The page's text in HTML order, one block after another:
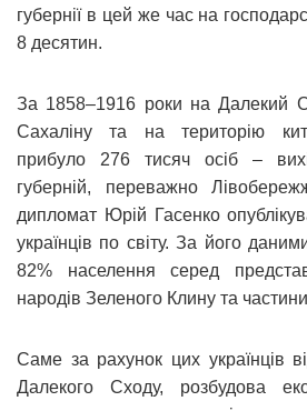
губернії в цей же час на
8 десятин.
За 1858–1916 роки на Далекий
Сахаліну та на територію
прибуло 276 тисяч осіб –
губерній, переважно
дипломат Юрій Гасенко
українців по світу. За його
82% населення серед
народів Зеленого Клину та
Саме за рахунок цих українців
Далекого Сходу, розбудова